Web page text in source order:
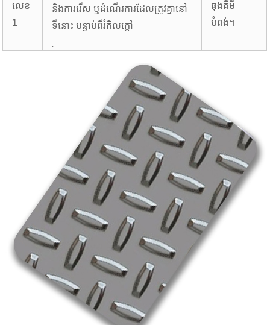
លេខ
1
និងការរើស ឬដំណើរការដែលត្រូវគ្នានៅ
ទីនោះ បន្ទាប់ពីរំកិលក្តៅ
.
ធុងគីមី
បំពង់។